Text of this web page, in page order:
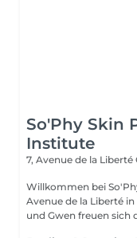
So'Phy Skin
Institute
7, Avenue de la Liberté
Willkommen bei
Avenue de la Liberté in Luxemburg.
und Gwen freuen sich